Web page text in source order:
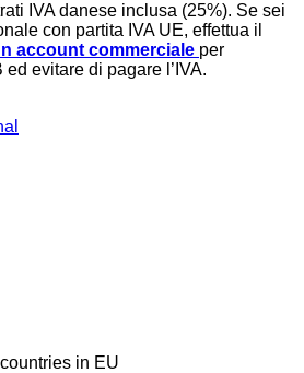
IVA danese inclusa (25%). Se sei
con partita IVA UE, effettua il
account commerciale per
evitare di pagare l’IVA.
in EU